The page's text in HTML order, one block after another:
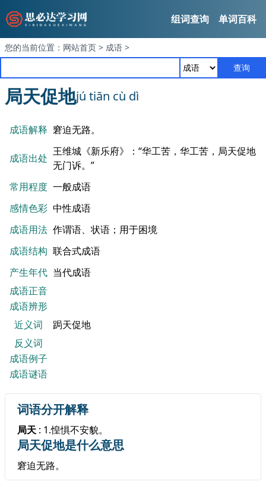
组词查询 单词百科
您的当前位置： 网站首页 > 成语 >
查询
局天促地jú tiān cù dì
成语解释 窘迫无路。
成语出处
王维城《新乐府》：“华工苦，华工苦，局天促地
无门诉。”
常用程度 一般成语
感情色彩 中性成语
成语用法 作谓语、状语；用于困境
成语结构 联合式成语
产生年代 当代成语
成语正音
成语辨形
近义词
跼天促地
反义词
成语例子
成语谜语
词语分开解释
局天 : 1.惶惧不安貌。
局天促地是什么意思
窘迫无路。